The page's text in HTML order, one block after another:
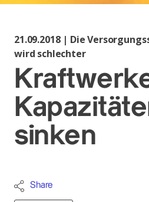
21.09.2018 | Die
wird schlechter
sinken
Share